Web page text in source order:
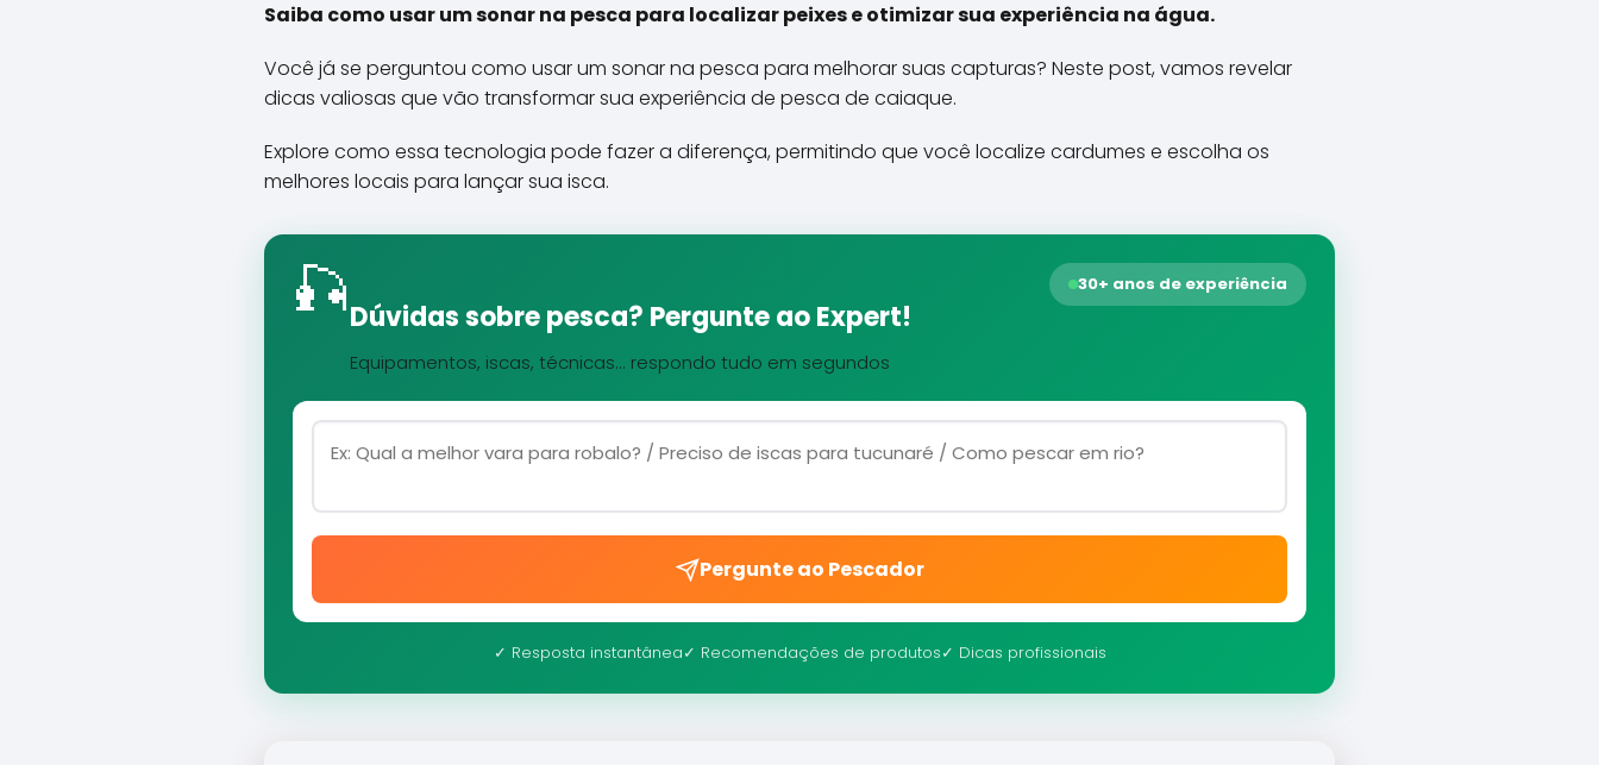
Saiba como usar um sonar na pesca para localizar peixes e otimizar sua experiência na água.
Você já se perguntou como usar um sonar na pesca para melhorar suas capturas? Neste post, vamos revelar
dicas valiosas que vão transformar sua experiência de pesca de caiaque.
Explore como essa tecnologia pode fazer a diferença, permitindo que você localize cardumes e escolha os
melhores locais para lançar sua isca.
🎣Dúvidas sobre pesca? Pergunte ao Expert!
Equipamentos, iscas, técnicas... respondo tudo em segundos
30+ anos de experiência
Pergunte ao Pescador
✓ Resposta instantânea✓ Recomendações de produtos✓ Dicas profissionais